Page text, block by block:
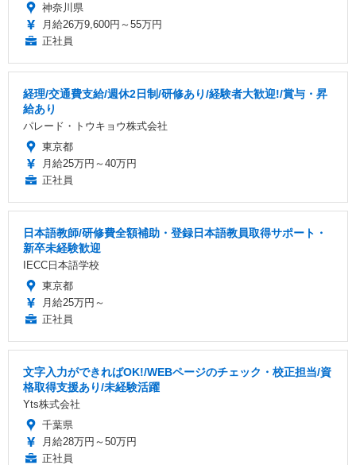
神奈川県
月給26万9,600円～55万円
正社員
経理/交通費支給/週休2日制/研修あり/経験者大歓迎!/賞与・昇
給あり
パレード・トウキョウ株式会社
東京都
月給25万円～40万円
正社員
日本語教師/研修費全額補助・登録日本語教員取得サポート・
新卒未経験歓迎
IECC日本語学校
東京都
月給25万円～
正社員
文字入力ができればOK!/WEBページのチェック・校正担当/資
格取得支援あり/未経験活躍
Yts株式会社
千葉県
月給28万円～50万円
正社員